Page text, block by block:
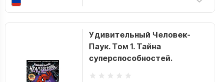
Удивительный Человек-
Паук. Том 1. Тайна
суперспособностей.